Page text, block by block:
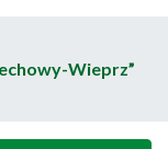
Wieprz”